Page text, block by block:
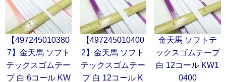
【497245010380
7】金天馬 ソフト
テックスゴムテー
プ 白 6コール KW
【497245010400
2】金天馬 ソフト
テックスゴムテー
プ 白 12コール K
金天馬 ソフトテ
ックスゴムテープ
白 12コール KW1
0400